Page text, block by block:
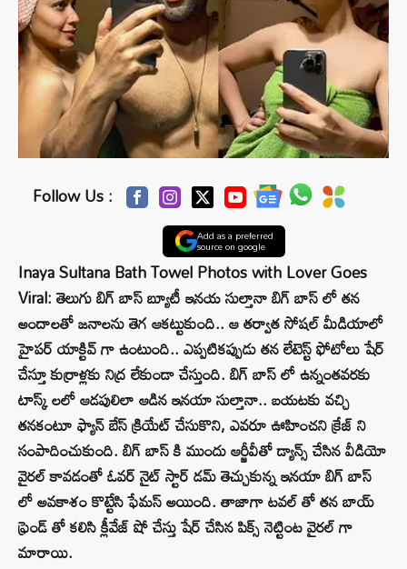
Follow Us :
Add as a preferred
source on google
Inaya Sultana Bath Towel Photos with Lover Goes
Viral: తెలుగు బిగ్ బాస్ బ్యూటీ ఇనయ సుల్తానా బిగ్ బాస్ లో తన
అందాలతో జనాలను తెగ ఆకట్టుకుంది.. ఆ తర్వాత సోషల్ మీడియాలో
హైపర్ యాక్టివ్ గా ఉంటుంది.. ఎప్పటికప్పుడు తన లేటెస్ట్ ఫోటోలు షేర్
చేస్తూ కుర్రాళ్లకు నిద్ర లేకుండా చేస్తుంది. బిగ్ బాస్ లో ఉన్నంతవరకు
టాస్క్ లలో ఆడపులిలా ఆడిన ఇనయా సుల్తానా.. బయటకు వచ్చి
తనకంటూ ఫ్యాన్ బేస్ క్రియేట్ చేసుకొని, ఎవరూ ఊహించని క్రేజ్ ని
సంపాదించుకుంది. బిగ్ బాస్ కి ముందు ఆర్జీవీతో డ్యాన్స్ చేసిన వీడియో
వైరల్ కావడంతో ఓవర్ నైట్ స్టార్ డమ్ తెచ్చుకున్న ఇనయా బిగ్ బాస్
లో అవకాశం కొట్టేసి ఫేమస్ అయింది. తాజాగా టవల్ తో తన బాయ్
ఫ్రెండ్ తో కలిసి క్లీవేజ్ షో చేస్తు షేర్ చేసిన పిక్స్ నెట్టింట వైరల్ గా
మారాయి.